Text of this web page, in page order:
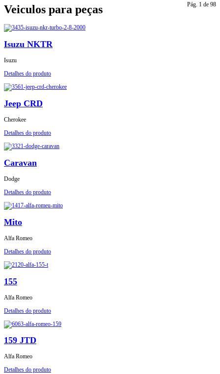
Pág. 1 de 98
Veiculos para peças
Isuzu NKTR
Isuzu
Detalhes do produto
Jeep CRD
Cherokee
Detalhes do produto
Caravan
Dodge
Detalhes do produto
Mito
Alfa Romeo
Detalhes do produto
155
Alfa Romeo
Detalhes do produto
159 JTD
Alfa Romeo
Detalhes do produto